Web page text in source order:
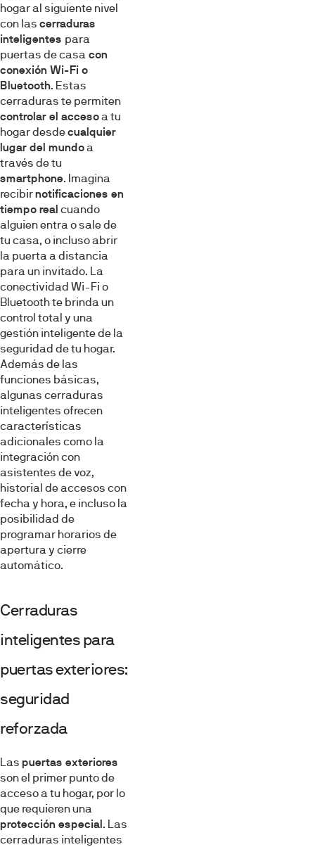
hogar al siguiente nivel
con las cerraduras
inteligentes para
puertas de casa con
conexión Wi-Fi o
Bluetooth. Estas
cerraduras te permiten
controlar el accesoa tu
hogar desdecualquier
lugar del mundoa
través de tu
smartphone. Imagina
recibirnotificaciones en
tiempo real cuando
alguien entra o sale de
tu casa, o incluso abrir
la puerta a distancia
para un invitado. La
conectividad Wi-Fi o
Bluetooth te brinda un
control total y una
gestión inteligente de la
seguridad de tu hogar.
Además de las
funciones básicas,
algunas cerraduras
inteligentes ofrecen
características
adicionales como la
integración con
asistentes de voz,
historial de accesos con
fecha y hora, e incluso la
posibilidad de
programar horarios de
apertura y cierre
automático.
Cerraduras
inteligentes para
puertas exteriores:
seguridad
reforzada
Las puertas exteriores
son el primer punto de
acceso a tu hogar, por lo
que requieren una
protección especial. Las
cerraduras inteligentes